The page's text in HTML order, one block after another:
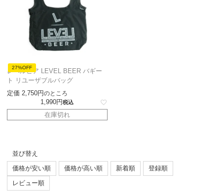
27%OFF
レベルビア LEVEL BEER バギー
ト リユーザブルバッグ
定価 2,750 のところ
1,990 税込
在庫切れ
並び替え
価格が安い順
価格が高い順 新着順
登録順
レビュー順